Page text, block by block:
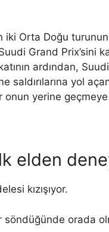
iki Orta Doğu
Grand Prix’sini
ardından,
saldırılarına yol
yerine geçmeye
elden
kızışıyor.
söndüğünde orada